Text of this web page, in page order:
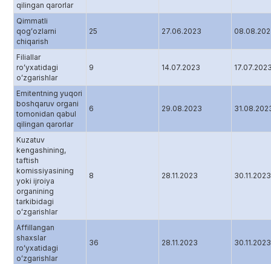
qilingan qarorlar
Qimmatli
qogʻozlarni
chiqarish
25 27.06.2023
Filiallar
roʻyxatidagi
oʻzgarishlar
9 14.07.2023
Emitentning yuqori
boshqaruv organi
tomonidan qabul
qilingan qarorlar
6 29.08.2023
Kuzatuv
kengashining,
taftish
komissiyasining
yoki ijroiya
organining
tarkibidagi
oʻzgarishlar
8 28.11.2023 30.11.2023
Affillangan
shaxslar
roʻyxatidagi
oʻzgarishlar
36 28.11.2023 30.11.2023